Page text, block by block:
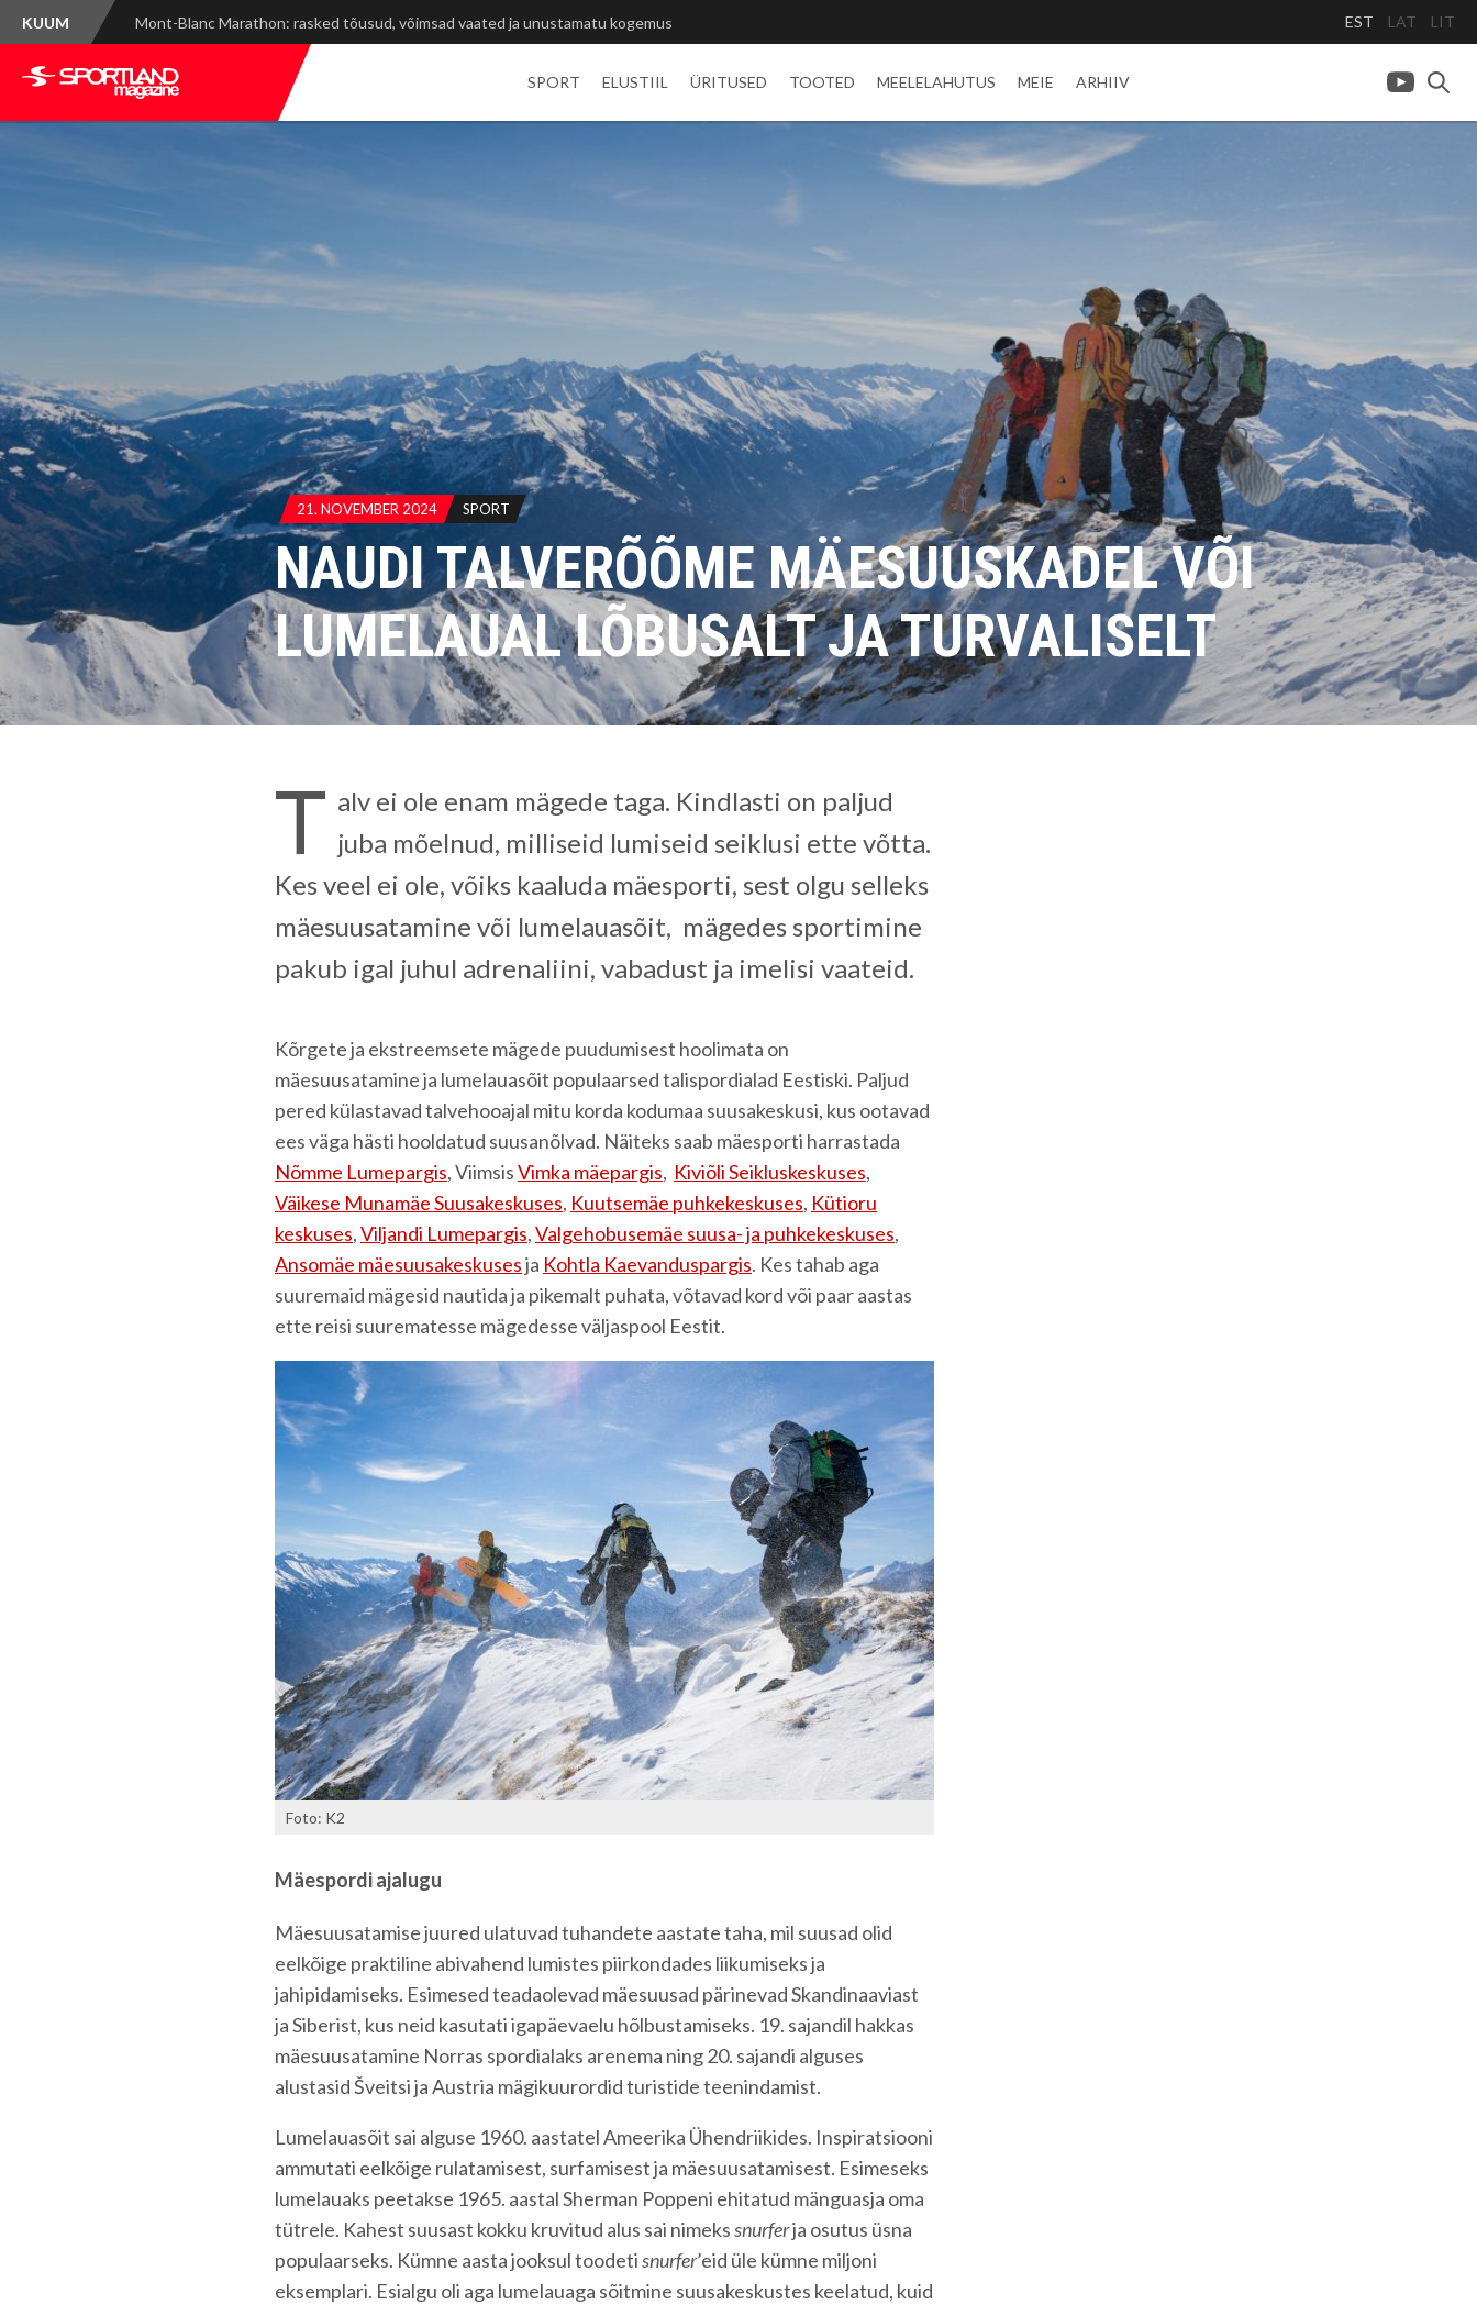
KUUM Spordinädala kokkuvõte: WRC Delfi Rally Estonia ja tiitlivõistluste medalid EST LAT LIT
SPORT ELUSTIIL ÜRITUSED TOOTED MEELELAHUTUS MEIE ARHIIV
21. NOVEMBER 2024 SPORT
NAUDI TALVERÕÕME MÄESUUSKADEL VÕI
LUMELAUAL LÕBUSALT JA TURVALISELT
T alv ei ole enam mägede taga. Kindlasti on paljud
juba mõelnud, milliseid lumiseid seiklusi ette võtta.
Kes veel ei ole, võiks kaaluda mäesporti, sest olgu selleks
mäesuusatamine või lumelauasõit, mägedes sportimine
pakub igal juhul adrenaliini, vabadust ja imelisi vaateid.
Kõrgete ja ekstreemsete mägede puudumisest hoolimata on
mäesuusatamine ja lumelauasõit populaarsed talispordialad Eestiski. Paljud
pered külastavad talvehooajal mitu korda kodumaa suusakeskusi, kus ootavad
ees väga hästi hooldatud suusanõlvad. Näiteks saab mäesporti harrastada
Nõmme Lumepargis, ViimsisVimka mäepargis, Kiviõli Seikluskeskuses,
Väikese Munamäe Suusakeskuses, Kuutsemäe puhkekeskuses, Kütioru
keskuses,Viljandi Lumepargis,Valgehobusemäe suusa- ja puhkekeskuses,
Ansomäe mäesuusakeskusesja Kohtla Kaevanduspargis. Kes tahab aga
suuremaid mägesid nautida ja pikemalt puhata, võtavad kord või paar aastas
ette reisi suurematesse mägedesse väljaspool Eestit.
Foto: K2
Mäespordi ajalugu
Mäesuusatamise juured ulatuvad tuhandete aastate taha, mil suusad olid
eelkõige praktiline abivahend lumistes piirkondades liikumiseks ja
jahipidamiseks. Esimesed teadaolevad mäesuusad pärinevad Skandinaaviast
ja Siberist, kus neid kasutati igapäevaelu hõlbustamiseks. 19. sajandil hakkas
mäesuusatamine Norras spordialaks arenema ning 20. sajandi alguses
alustasid Šveitsi ja Austria mägikuurordid turistide teenindamist.
Lumelauasõit sai alguse 1960. aastatel Ameerika Ühendriikides. Inspiratsiooni
ammutati eelkõige rulatamisest, surfamisest ja mäesuusatamisest. Esimeseks
lumelauaks peetakse 1965. aastal Sherman Poppeni ehitatud mänguasja oma
tütrele. Kahest suusast kokku kruvitud alus sai nimekssnurferja osutus üsna
populaarseks. Kümne aasta jooksul toodetisnurfer’eid üle kümne miljoni
eksemplari. Esialgu oli aga lumelauaga sõitmine suusakeskustes keelatud, kuid